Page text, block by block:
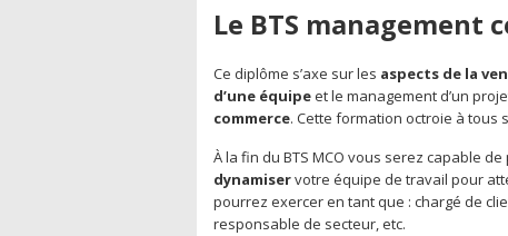
Le BTS management
Ce diplôme s’axe sur les aspects de la
d’une équipeet le management d’un
commerce. Cette formation octroie à tous
À la fin du BTS MCO vous serez capable
dynamiservotre équipe de travail pour
pourrez exercer en tant que : chargé de
responsable de secteur, etc.